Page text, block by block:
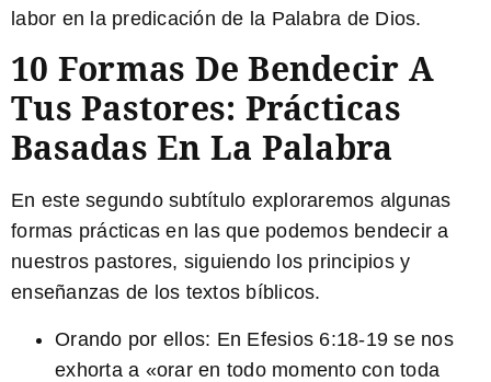
labor en la predicación de la Palabra de Dios.
10 Formas De Bendecir A
Tus Pastores: Prácticas
Basadas En La Palabra
En este segundo subtítulo exploraremos algunas
formas prácticas en las que podemos bendecir a
nuestros pastores, siguiendo los principios y
enseñanzas de los textos bíblicos.
Orando por ellos: En Efesios 6:18-19 se nos
exhorta a «orar en todo momento con toda